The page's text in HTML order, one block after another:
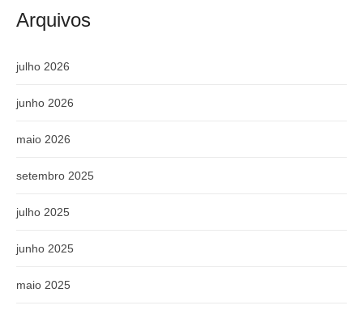
Arquivos
julho 2026
junho 2026
maio 2026
setembro 2025
julho 2025
junho 2025
maio 2025